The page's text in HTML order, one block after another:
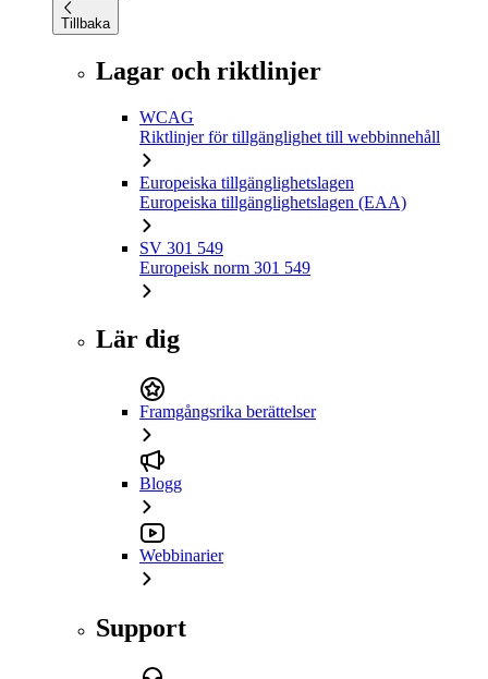
Tillbaka
Lagar och riktlinjer
WCAG
Riktlinjer för tillgänglighet till webbinnehåll
Europeiska tillgänglighetslagen
Europeiska tillgänglighetslagen (EAA)
SV 301 549
Europeisk norm 301 549
Lär dig
Framgångsrika berättelser
Blogg
Webbinarier
Support